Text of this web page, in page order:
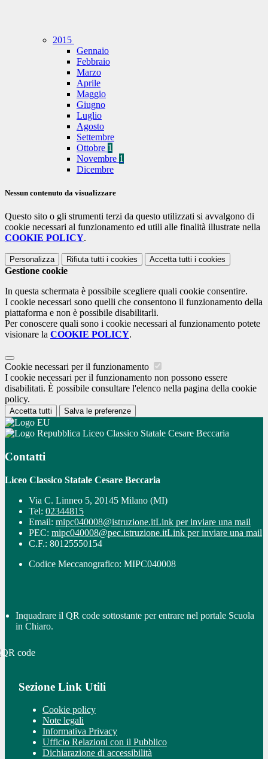
2015
Gennaio
Febbraio
Marzo
Aprile
Maggio
Giugno
Luglio
Agosto
Settembre
Ottobre 1
Novembre 1
Dicembre
Nessun contenuto da visualizzare
Questo sito o gli strumenti terzi da questo utilizzati si avvalgono di
cookie necessari al funzionamento ed utili alle finalità illustrate nella
COOKIE POLICY.
Personalizza Rifiuta tutti i cookies Accetta tutti i cookies
Gestione cookie
In questa schermata è possibile scegliere quali cookie consentire.
I cookie necessari sono quelli che consentono il funzionamento della
piattaforma e non è possibile disabilitarli.
Per conoscere quali sono i cookie necessari al funzionamento potete
visionare la COOKIE POLICY.
Cookie necessari per il funzionamento
I cookie necessari per il funzionamento non possono essere
disabilitati. È possibile consultare l'elenco nella pagina della cookie
policy.
Accetta tutti Salva le preferenze
Liceo Classico Statale Cesare Beccaria
Contatti
Liceo Classico Statale Cesare Beccaria
Via C. Linneo 5, 20145 Milano (MI)
Tel: 02344815
Email: mipc040008@istruzione.itLink per inviare una mail
PEC: mipc040008@pec.istruzione.itLink per inviare una mail
C.F.: 80125550154
Codice Meccanografico: MIPC040008
Inquadrare il QR code sottostante per entrare nel portale Scuola
in Chiaro.
Sezione Link Utili
Cookie policy
Note legali
Informativa Privacy
Ufficio Relazioni con il Pubblico
Dichiarazione di accessibilità